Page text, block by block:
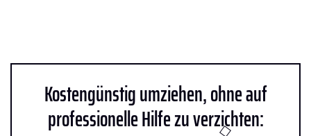
Kostengünstig umziehen, ohne auf
professionelle Hilfe zu verzichten: